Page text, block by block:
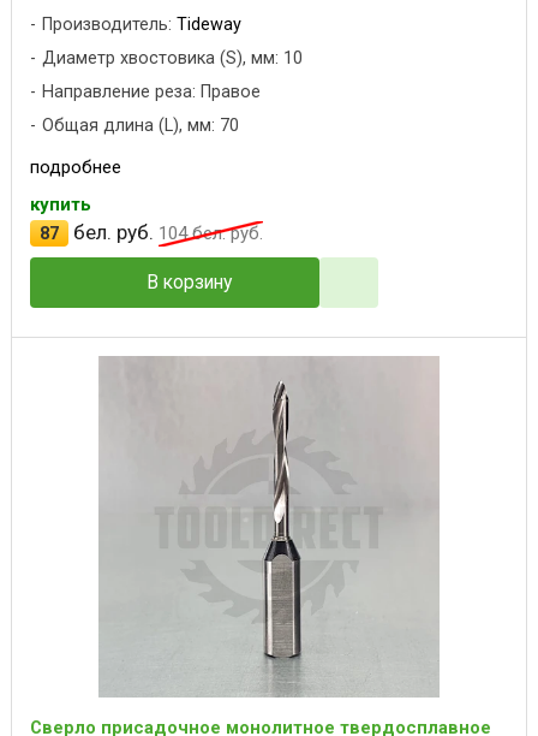
Производитель: Tideway
Диаметр хвостовика (S), мм: 10
Направление реза: Правое
Общая длина (L), мм: 70
подробнее
купить
87
бел. руб. 104бел. руб.
В корзину
Сверло присадочное монолитное твердосплавное